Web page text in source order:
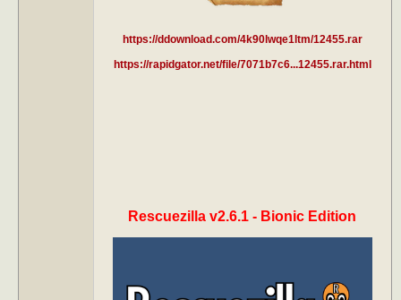
https://ddownload.com/4k90lwqe1ltm/12455.rar
https://rapidgator.net/file/7071b7c6...12455.rar.html
Rescuezilla v2.6.1 - Bionic Edition